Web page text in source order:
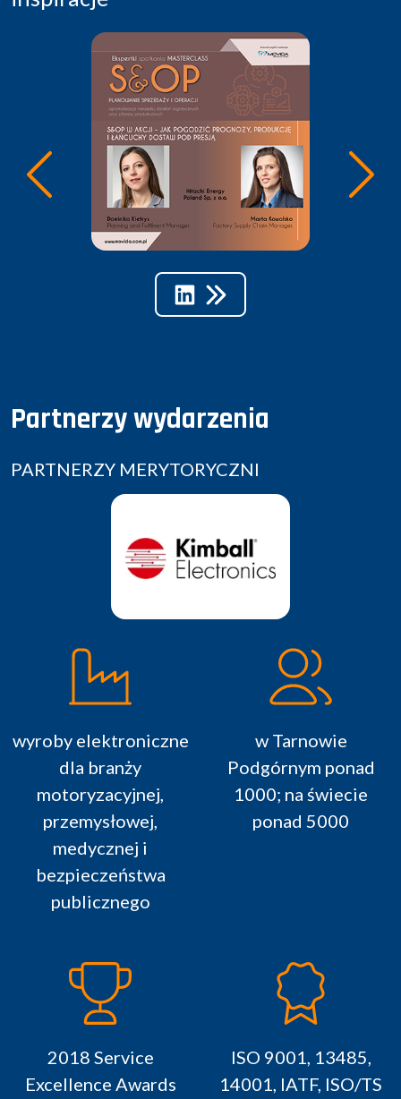
Partnerzy wydarzenia
PARTNERZY MERYTORYCZNI
wyroby elektroniczne
dla branży
motoryzacyjnej,
przemysłowej,
medycznej i
bezpieczeństwa
publicznego
w Tarnowie
Podgórnym ponad
1000; na świecie
ponad 5000
2018 Service
Excellence Awards
ISO 9001, 13485,
14001, IATF, ISO/TS